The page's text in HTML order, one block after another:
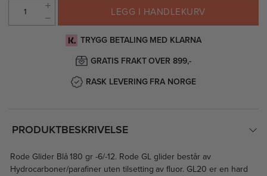
LEGG I HANDLEKURV
TRYGG BETALING MED KLARNA
GRATIS FRAKT OVER 899,-
RASK LEVERING FRA NORGE
PRODUKTBESKRIVELSE
Rode Glider Blå 180 gr -6/-12. Rode GL glider består av
Hydrocarboner/parafiner uten tilsetting av fluor. GL20 er en hard